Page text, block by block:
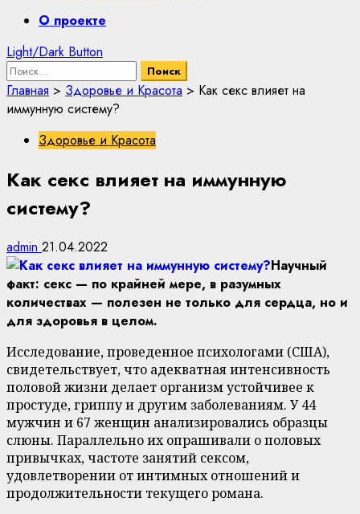
PrimaryО проекте
Light/Dark Button
Найти:
Главная > Здоровье и Красота > Как секс влияет на
иммунную систему?
Здоровье и Красота
Как секс влияет на иммунную
систему?
admin 21.04.2022
Научный
факт: секс — по крайней мере, в разумных
количествах — полезен не только для сердца, но и
для здоровья в целом.
Исследование, проведенное психологами (США),
свидетельствует, что адекватная интенсивность
половой жизни делает организм устойчивее к
простуде, гриппу и другим заболеваниям. У 44
мужчин и 67 женщин анализировались образцы
слюны. Параллельно их опрашивали о половых
привычках, частоте занятий сексом,
удовлетворении от интимных отношений и
продолжительности текущего романа.